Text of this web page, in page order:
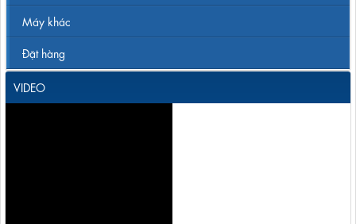
Máy khác
Đặt hàng
VIDEO